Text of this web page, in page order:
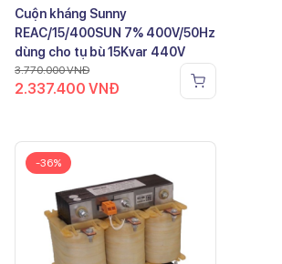
Cuộn kháng Sunny
REAC/15/400SUN 7% 400V/50Hz
dùng cho tụ bù 15Kvar 440V
3.770.000VNĐ
2.337.400VNĐ
-36%